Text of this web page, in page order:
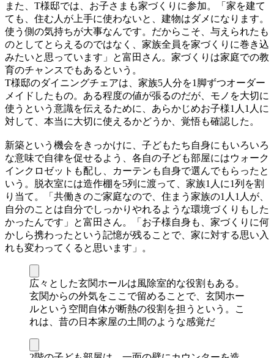
また、T様邸では、お子さまも家づくりに参加。「家を建て
ても、住む人が上手に使わないと、建物はダメになります。
使う側の気持ちが大事なんです。だからこそ、与えられたも
のとしてとらえるのではなく、家族全員を家づくりに巻き込
みたいと思っています」と富田さん。家づくりは家庭での教
育のチャンスでもあるという。
T様邸のダイニングチェアは、家族5人分を1脚ずつオーダー
メイドしたもの。ある程度の値が張るのだが、モノを大切に
使うという意識を伝えるために、あらかじめお子様1人1人に
対して、本当に大切に使えるかどうか、覚悟も確認した。
新築という機会をきっかけに、子どもたち自身にもいろいろ
な意味で自律を促せるよう、各自の子ども部屋にはウォーク
インクロゼットも配し、カーテンも自身で選んでもらったと
いう。脱衣室には造作棚を5列に渡って、家族1人に1列を割
り当て。「共働きのご家庭なので、住まう家族の1人1人が、
自分のことは自分でしっかりやれるような環境づくりもした
かったんです」と富田さん。「お子様自身も、家づくりに何
かしら携わったという記憶が残ることで、家に対する思い入
れも変わってくると思います」。
広々とした玄関ホールは風除室的な役割もある。
玄関からの外気をここで留めることで、玄関ホー
ルという空間自体が断熱の役割を担うという。こ
れは、昔の日本家屋の土間のような感覚だ